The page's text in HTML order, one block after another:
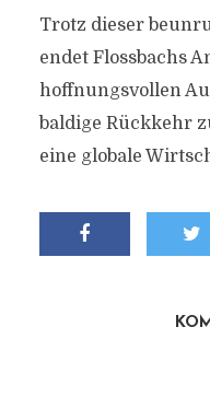
Trotz dieser
endet Flossbachs
hoffnungsvollen
baldige Rückkehr
eine globale